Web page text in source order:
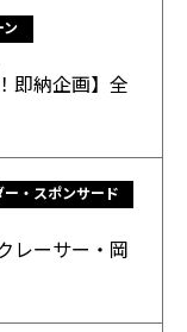
ン
即納企画】全
ー・スポンサード
レーサー・岡